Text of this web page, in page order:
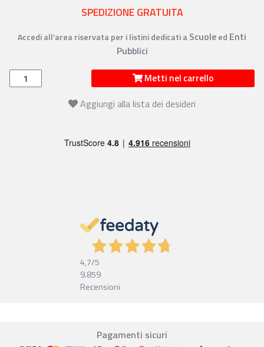
SPEDIZIONE GRATUITA
Accedi all’area riservata per i listini dedicati a Scuoleed Enti
Pubblici
Metti nel carrello
Aggiungi alla lista dei desideri
4,7/5
9.859
Recensioni
Pagamenti sicuri